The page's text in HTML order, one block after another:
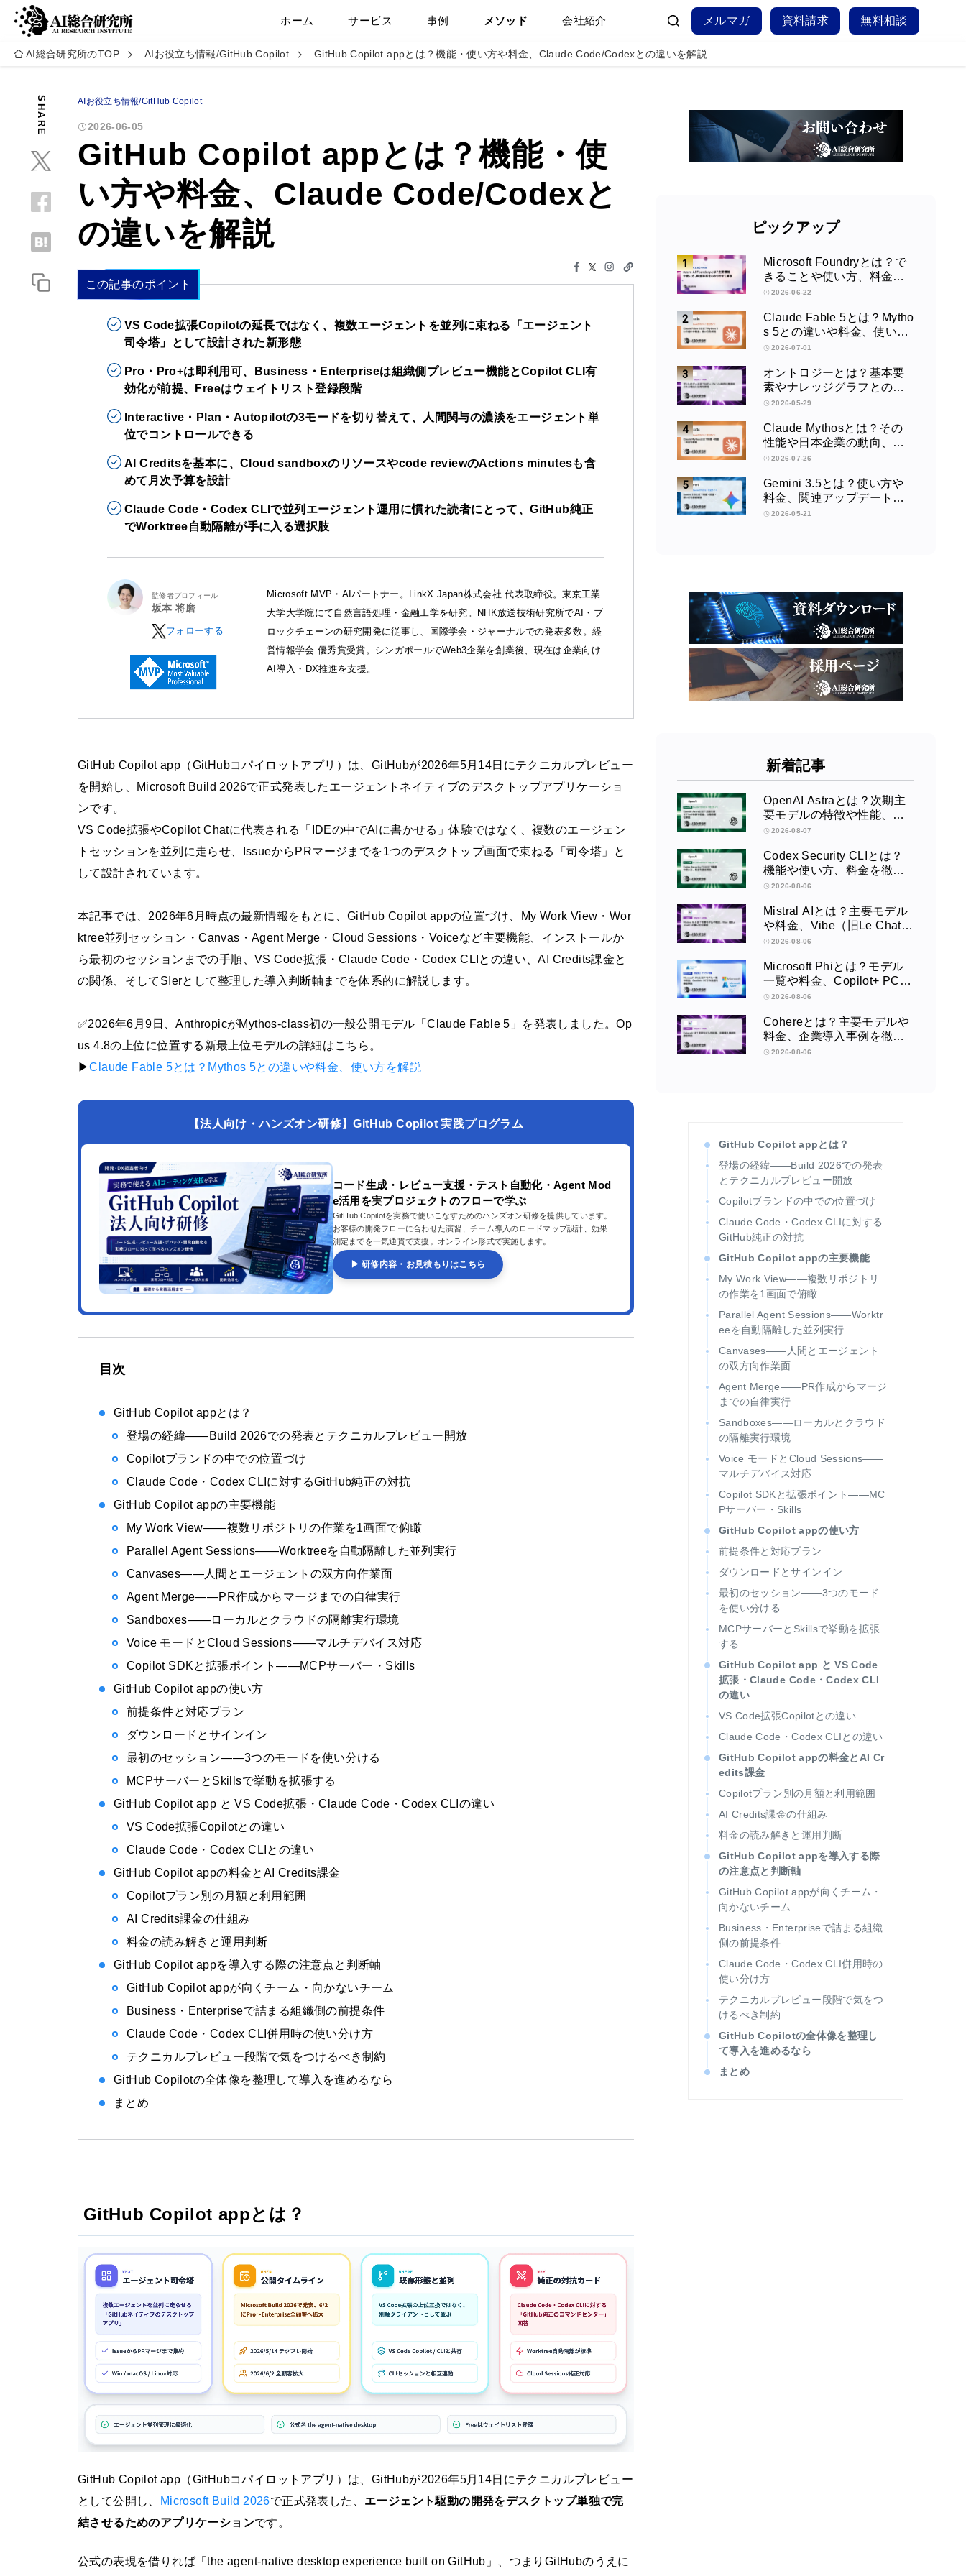
ホーム サービス 事例 メソッド 会社紹介 メルマガ 資料請求 無料相談
AI総合研究所のTOP AIお役立ち情報/GitHub Copilot GitHub Copilot appとは？機能・使い方や料金、Claude Code/Codexとの違いを解説
SHARE AIお役立ち情報/GitHub Copilot
2026-06-05
GitHub Copilot appとは？機能・使
い方や料金、Claude Code/Codexと
の違いを解説
この記事のポイント
VS Code拡張Copilotの延長ではなく、複数エージェントを並列に束ねる「エージェント
司令塔」として設計された新形態
Pro・Pro+は即利用可、Business・Enterpriseは組織側プレビュー機能とCopilot CLI有
効化が前提、Freeはウェイトリスト登録段階
Interactive・Plan・Autopilotの3モードを切り替えて、人間関与の濃淡をエージェント単
位でコントロールできる
AI Creditsを基本に、Cloud sandboxのリソースやcode reviewのActions minutesも含
めて月次予算を設計
Claude Code・Codex CLIで並列エージェント運用に慣れた読者にとって、GitHub純正
でWorktree自動隔離が手に入る選択肢
監修者プロフィール
坂本 将磨
フォローする
Microsoft MVP・AIパートナー。LinkX Japan株式会社 代表取締役。東京工業
大学大学院にて自然言語処理・金融工学を研究。NHK放送技術研究所でAI・ブ
ロックチェーンの研究開発に従事し、国際学会・ジャーナルでの発表多数。経
営情報学会 優秀賞受賞。シンガポールでWeb3企業を創業後、現在は企業向け
AI導入・DX推進を支援。
GitHub Copilot app（GitHubコパイロットアプリ）は、GitHubが2026年5月14日にテクニカルプレビュー
を開始し、Microsoft Build 2026で正式発表したエージェントネイティブのデスクトップアプリケーショ
ンです。
VS Code拡張やCopilot Chatに代表される「IDEの中でAIに書かせる」体験ではなく、複数のエージェン
トセッションを並列に走らせ、IssueからPRマージまでを1つのデスクトップ画面で束ねる「司令塔」と
して設計されています。
本記事では、2026年6月時点の最新情報をもとに、GitHub Copilot appの位置づけ、My Work View・Wor
ktree並列セッション・Canvas・Agent Merge・Cloud Sessions・Voiceなど主要機能、インストールか
ら最初のセッションまでの手順、VS Code拡張・Claude Code・Codex CLIとの違い、AI Credits課金と
の関係、そしてSIerとして整理した導入判断軸までを体系的に解説します。
✅2026年6月9日、AnthropicがMythos-class初の一般公開モデル「Claude Fable 5」を発表しました。Op
us 4.8の上位に位置する新最上位モデルの詳細はこちら。
▶︎Claude Fable 5とは？Mythos 5との違いや料金、使い方を解説
【法人向け・ハンズオン研修】GitHub Copilot 実践プログラム
コード生成・レビュー支援・テスト自動化・Agent Mod
e活用を実プロジェクトのフローで学ぶ
GitHub Copilotを実務で使いこなすためのハンズオン研修を提供しています。
お客様の開発フローに合わせた演習、チーム導入のロードマップ設計、効果
測定までを一気通貫で支援。オンライン形式で実施します。
▶ 研修内容・お見積もりはこちら
目次
GitHub Copilot appとは？
登場の経緯——Build 2026での発表とテクニカルプレビュー開放
Copilotブランドの中での位置づけ
Claude Code・Codex CLIに対するGitHub純正の対抗
GitHub Copilot appの主要機能
My Work View——複数リポジトリの作業を1画面で俯瞰
Parallel Agent Sessions——Worktreeを自動隔離した並列実行
Canvases——人間とエージェントの双方向作業面
Agent Merge——PR作成からマージまでの自律実行
Sandboxes——ローカルとクラウドの隔離実行環境
Voice モードとCloud Sessions——マルチデバイス対応
Copilot SDKと拡張ポイント——MCPサーバー・Skills
GitHub Copilot appの使い方
前提条件と対応プラン
ダウンロードとサインイン
最初のセッション——3つのモードを使い分ける
MCPサーバーとSkillsで挙動を拡張する
GitHub Copilot app と VS Code拡張・Claude Code・Codex CLIの違い
VS Code拡張Copilotとの違い
Claude Code・Codex CLIとの違い
GitHub Copilot appの料金とAI Credits課金
Copilotプラン別の月額と利用範囲
AI Credits課金の仕組み
料金の読み解きと運用判断
GitHub Copilot appを導入する際の注意点と判断軸
GitHub Copilot appが向くチーム・向かないチーム
Business・Enterpriseで詰まる組織側の前提条件
Claude Code・Codex CLI併用時の使い分け方
テクニカルプレビュー段階で気をつけるべき制約
GitHub Copilotの全体像を整理して導入を進めるなら
まとめ
GitHub Copilot appとは？
GitHub Copilot app（GitHubコパイロットアプリ）は、GitHubが2026年5月14日にテクニカルプレビュー
として公開し、
Microsoft Build 2026で正式発表した、 エージェント駆動の開発をデスクトップ単独で完
結させるためのアプリケーションです。
公式の表現を借りれば「the agent-native desktop experience built on GitHub」、つまりGitHubのうえに
ピックアップ
Microsoft Foundryとは？で
きることや使い方、料金を
徹底解説！
2026-06-22
Claude Fable 5とは？Mytho
s 5との違いや料金、使い方
を解説
2026-07-01
オントロジーとは？基本要
素やナレッジグラフとの違
い、活用例をわかりやすく
2026-05-29
Claude Mythosとは？その
性能や日本企業の動向、使
い方を解説
2026-07-26
Gemini 3.5とは？使い方や
料金、関連アップデートを
徹底解説！
2026-05-21
新着記事
OpenAI Astraとは？次期主
要モデルの特徴や性能、公
開時期を解説
2026-08-07
Codex Security CLIとは？
機能や使い方、料金を徹底
解説
2026-08-06
Mistral AIとは？主要モデル
や料金、Vibe（旧Le Chat）
の使い方を解説
2026-08-06
Microsoft Phiとは？モデル
一覧や料金、Copilot+ PCで
の活用を徹底解説
2026-08-06
Cohereとは？主要モデルや
料金、企業導入事例を徹底
解説
2026-08-06
GitHub Copilot appとは？
登場の経緯——Build 2026での発表
とテクニカルプレビュー開放
Copilotブランドの中での位置づけ
Claude Code・Codex CLIに対する
GitHub純正の対抗
GitHub Copilot appの主要機能
My Work View——複数リポジトリ
の作業を1画面で俯瞰
Parallel Agent Sessions——Worktr
eeを自動隔離した並列実行
Canvases——人間とエージェント
の双方向作業面
Agent Merge——PR作成からマージ
までの自律実行
Sandboxes——ローカルとクラウド
の隔離実行環境
Voice モードとCloud Sessions——
マルチデバイス対応
Copilot SDKと拡張ポイント——MC
Pサーバー・Skills
GitHub Copilot appの使い方
前提条件と対応プラン
ダウンロードとサインイン
最初のセッション——3つのモード
を使い分ける
MCPサーバーとSkillsで挙動を拡張
する
GitHub Copilot app と VS Code
拡張・Claude Code・Codex CLI
の違い
VS Code拡張Copilotとの違い
Claude Code・Codex CLIとの違い
GitHub Copilot appの料金とAI Cr
edits課金
Copilotプラン別の月額と利用範囲
AI Credits課金の仕組み
料金の読み解きと運用判断
GitHub Copilot appを導入する際
の注意点と判断軸
GitHub Copilot appが向くチーム・
向かないチーム
Business・Enterpriseで詰まる組織
側の前提条件
Claude Code・Codex CLI併用時の
使い分け方
テクニカルプレビュー段階で気をつ
けるべき制約
GitHub Copilotの全体像を整理し
て導入を進めるなら
まとめ